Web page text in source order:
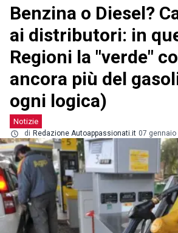
Benzina o Diesel?
ai distributori: in
Regioni la "verde"
ancora più del
ogni logica)
Notizie
di Redazione Autoappassionati.it 07 gennaio